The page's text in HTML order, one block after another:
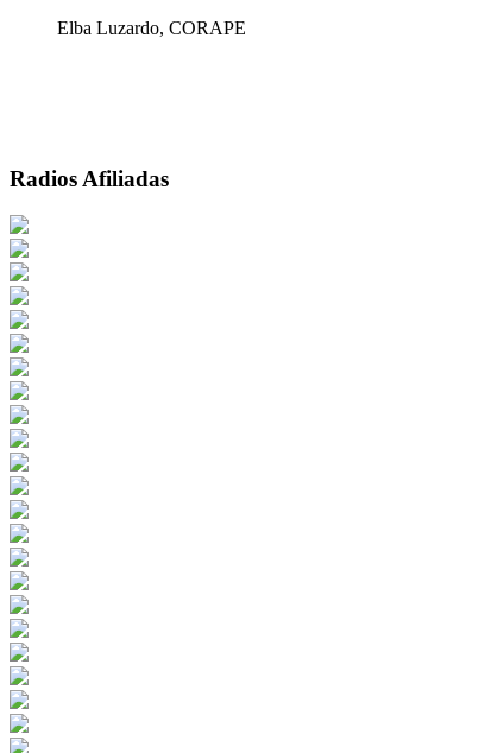
Elba Luzardo, CORAPE
Radios Afiliadas